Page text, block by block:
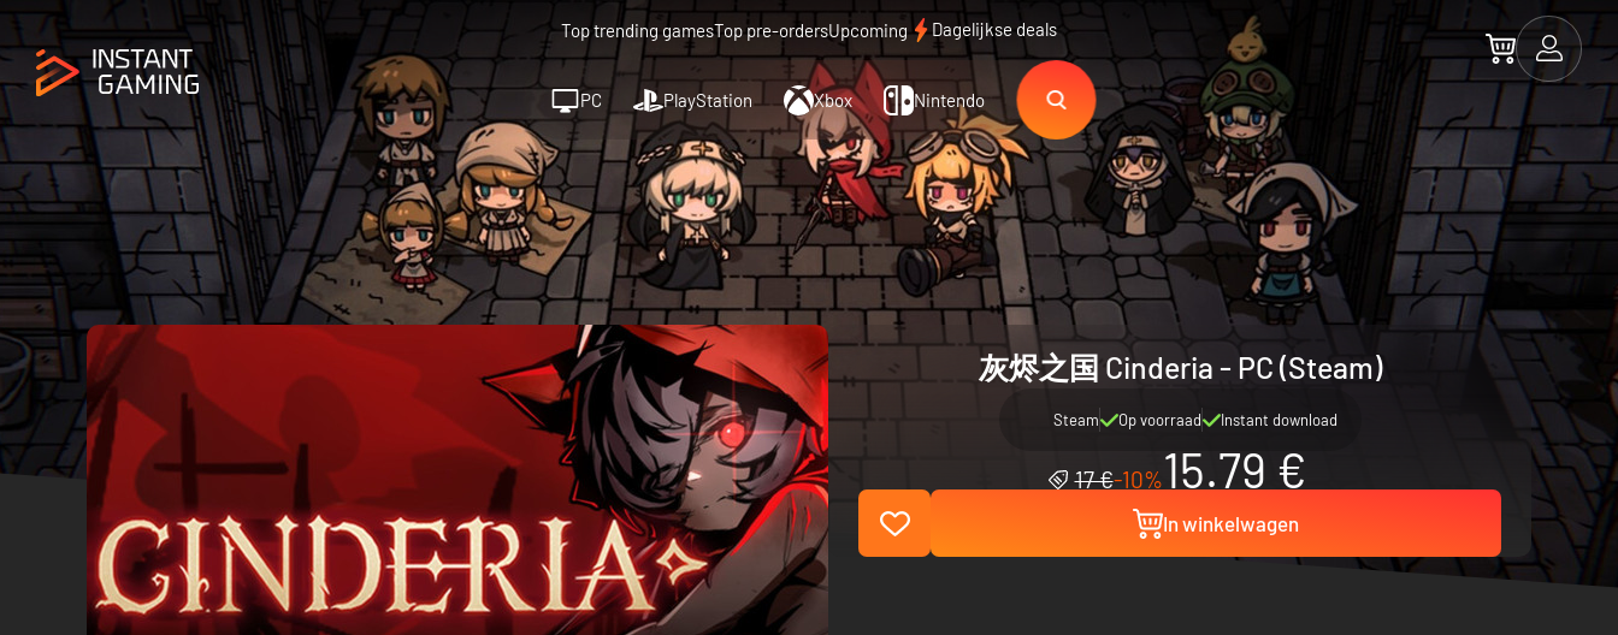
Top trending gamesTop pre-ordersUpcoming Dagelijkse deals
PC PlayStation Xbox Nintendo
灰烬之国 Cinderia - PC (Steam)
Steam Op voorraad Instant download
17 €-10%15.79 €
In winkelwagen